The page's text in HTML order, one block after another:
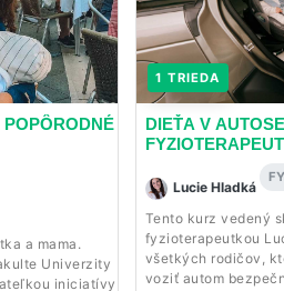
a mama.
Univerzity
iniciatívy
1 TRIEDA
DIEŤA V
Lucie Hladká
Tento kurz vedený
fyzioterapeutkou
všetkých rodičov,
voziť autom